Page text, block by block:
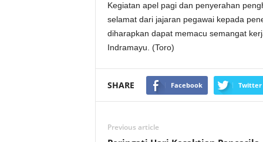
Kegiatan apel pagi dan penyerahan
selamat dari jajaran pegawai kepada
diharapkan dapat memacu semangat
Indramayu. (Toro)
SHARE Facebook Twitter
Previous article